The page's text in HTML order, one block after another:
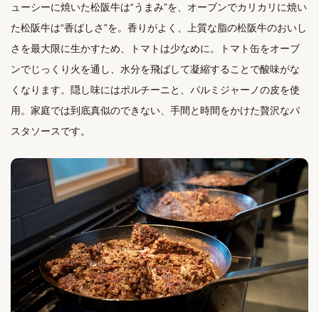
ューシーに焼いた松阪牛は“うまみ”を、オーブンでカリカリに焼い
た松阪牛は“香ばしさ”を。香りがよく、上質な脂の松阪牛のおいし
さを最大限に生かすため、トマトは少なめに。トマト缶をオーブ
ンでじっくり火を通し、水分を飛ばして凝縮することで酸味がな
くなります。隠し味にはポルチーニと、パルミジャーノの皮を使
用。家庭では到底真似のできない、手間と時間をかけた贅沢なパ
スタソースです。